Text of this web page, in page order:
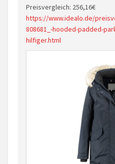
Preisvergleich: 256,16€
https://www.idealo.de/
808681_-hooded-padded-
hilfiger.html